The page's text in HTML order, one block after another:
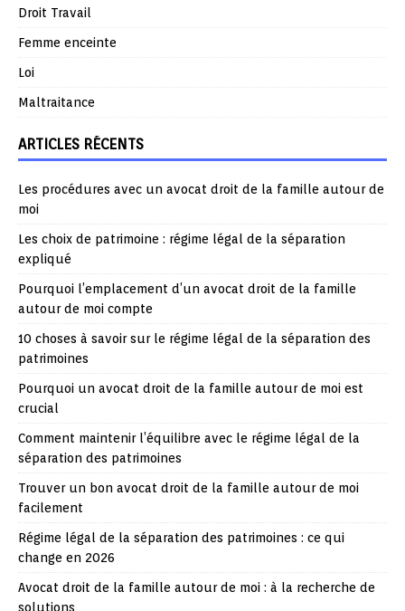
Droit Travail
Femme enceinte
Loi
Maltraitance
ARTICLES RÉCENTS
Les procédures avec un avocat droit de la famille autour de
moi
Les choix de patrimoine : régime légal de la séparation
expliqué
Pourquoi l’emplacement d’un avocat droit de la famille
autour de moi compte
10 choses à savoir sur le régime légal de la séparation des
patrimoines
Pourquoi un avocat droit de la famille autour de moi est
crucial
Comment maintenir l’équilibre avec le régime légal de la
séparation des patrimoines
Trouver un bon avocat droit de la famille autour de moi
facilement
Régime légal de la séparation des patrimoines : ce qui
change en 2026
Avocat droit de la famille autour de moi : à la recherche de
solutions